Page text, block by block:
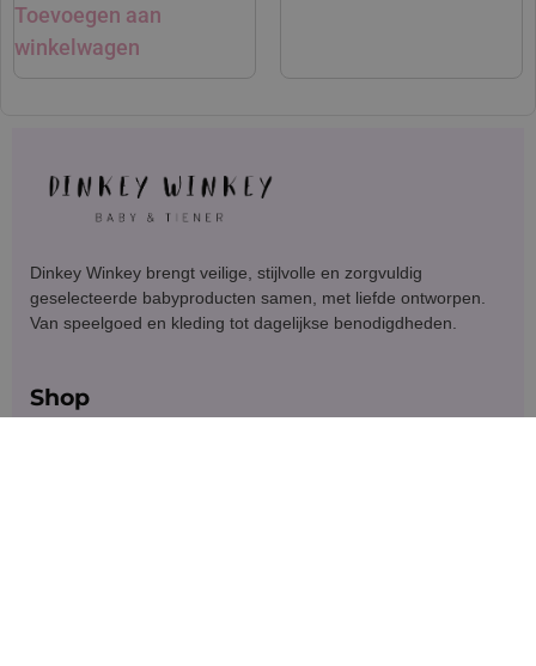
Toevoegen aan
winkelwagen
Dinkey Winkey brengt veilige, stijlvolle en zorgvuldig
geselecteerde babyproducten samen, met liefde ontworpen.
Van speelgoed en kleding tot dagelijkse benodigdheden.
Shop